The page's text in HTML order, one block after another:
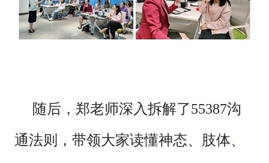
随后，郑老师深入拆解了55387沟
通法则，带领大家读懂神态、肢体、